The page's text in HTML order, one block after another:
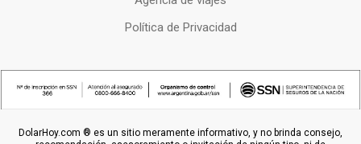
Política de Privacidad
DolarHoy.com ® es un sitio meramente informativo, y no brinda consejo,